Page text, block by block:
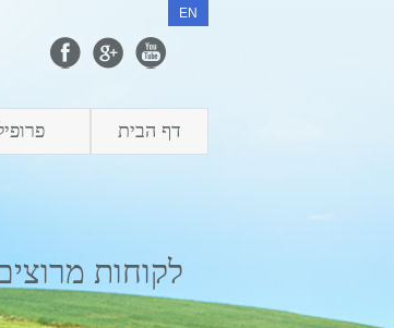
EN
דף הבית
לקוחות